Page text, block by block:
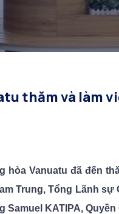
thăm và làm
hòa Vanuatu đã đến
Trung, Tổng Lãnh sự
Samuel KATIPA, Quyền